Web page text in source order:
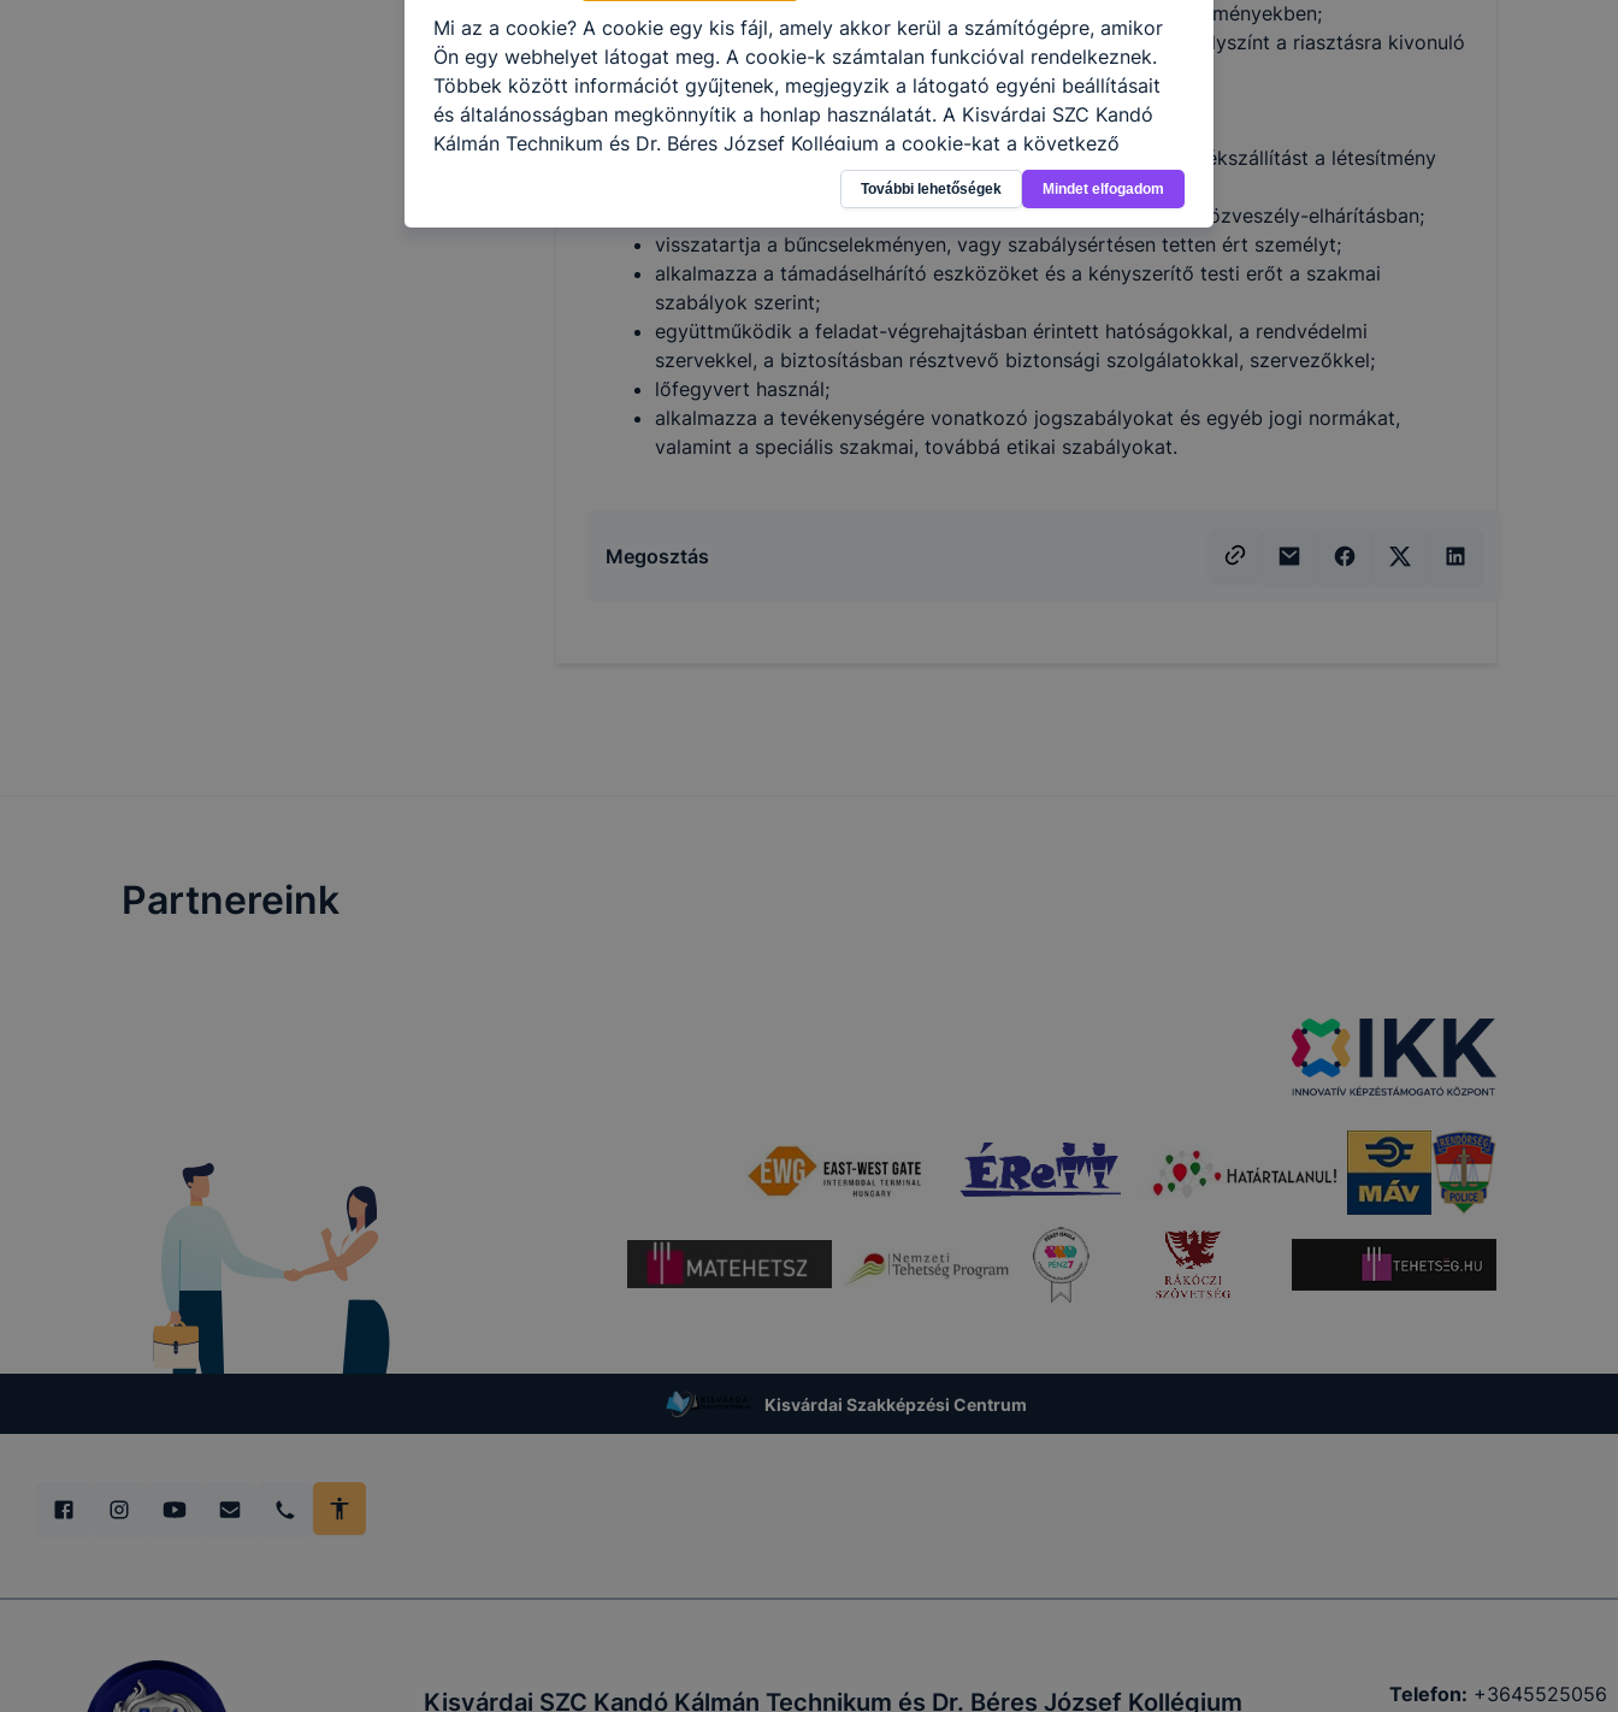
őrzési tevékenységet végez különböző védelmi szintű létesítményekben;
ellátja a belső és a közterületi járőrszolgálatot, ellenőrzi a helyszínt a riasztásra kivonuló
biztonsági szolgálat tagjaként;
a megbízó írásbeli utasítása alapján információt gyűjt;
ellenőrzi a közterületeket;
szállítmánykísérési feladatokat végez, biztosítja a pénz-, értékszállítást a létesítmény
intézkedik rendkívüli eseményekkor, szükséghelyzetekben, közveszély-elhárításban;
visszatartja a bűncselekményen, vagy szabálysértésen tetten ért személyt;
alkalmazza a támadáselhárító eszközöket és a kényszerítő testi erőt a szakmai
szabályok szerint;
együttműködik a feladat-végrehajtásban érintett hatóságokkal, a rendvédelmi
szervekkel, a biztosításban résztvevő biztonsági szolgálatokkal, szervezőkkel;
lőfegyvert használ;
alkalmazza a tevékenységére vonatkozó jogszabályokat és egyéb jogi normákat,
valamint a speciális szakmai, továbbá etikai szabályokat.
Megosztás
Partnereink
Kisvárdai Szakképzési Centrum
Kisvárdai SZC Kandó Kálmán Technikum és Dr. Béres József Kollégium Telefon: +3645525056
Mi az a cookie? A cookie egy kis fájl, amely akkor kerül a számítógépre, amikor
Ön egy webhelyet látogat meg. A cookie-k számtalan funkcióval rendelkeznek.
Többek között információt gyűjtenek, megjegyzik a látogató egyéni beállításait
és általánosságban megkönnyítik a honlap használatát. A Kisvárdai SZC Kandó
Kálmán Technikum és Dr. Béres József Kollégium a cookie-kat a következő
célokból használja: információ gyűjtése azzal kapcsolatban, hogyan használja Ön
a honlapot -annak felmérésével, hogy a honlap melyik részeit látogatja, vagy
használja leginkább, így megtudhatjuk, hogyan biztosítsunk Önnek még jobb
felhasználói élményt, ha ismét meglátogatja oldalunkat, honlap fejlesztése.
Hogyan ellenőrizheti és hogyan tudja kikapcsolni a cookie-kat? Minden modern
böngésző engedélyezi a cookie-k beállításának a változtatását. A legtöbb
böngésző alapértelmezettként automatikusan elfogadja a cookie-kat, de ezek
általában megváltoztathatók. Felhívjuk figyelmét, hogy mivel a cookie-k célja
honlapunk használhatóságának és folyamatainak megkönnyítése vagy lehetővé
tétele, a cookie-k alkalmazásának megakadályozása vagy törlése által
előfordulhat, hogy felhasználóink nem lesznek képesek honlapunk funkcióinak
További lehetőségek Mindet elfogadom